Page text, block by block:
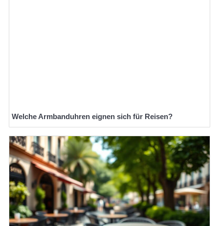
Welche Armbanduhren eignen sich für Reisen?